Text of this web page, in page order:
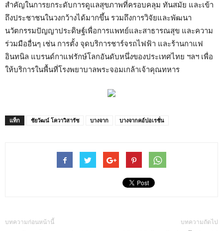
สำคัญในการยกระดับการดูแลสุขภาพที่ครอบคลุม ทันสมัย และเข้า
ถึงประชาชนในวงกว้างได้มากขึ้น รวมถึงการวิจัยและพัฒนา
นวัตกรรมปัญญาประดิษฐ์เพื่อการแพทย์และสาธารณสุข และความ
ร่วมมืออื่นๆ เช่น การตั้ง จุดบริการชาร์จรถไฟฟ้า และร้านกาแฟ
อินทนิล แบรนด์กาแฟรักษ์โลกอันดับหนึ่งของประเทศไทย ฯลฯ เพื่อ
ให้บริการในพื้นที่โรงพยาบาลพระจอมเกล้าเจ้าคุณทหาร
แท็ก ชัยวัฒน์ โควาวิสารัช บางจาก บางจากคอ์ปอเรชั่น
บทความก่อนหน้านี้ บทความถัดไป